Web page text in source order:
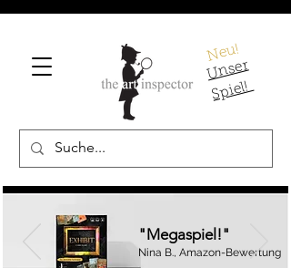
Neu!
U
ns
er
S
pi
el!
"Megaspiel!"
Nina B., Amazon-Bewertung